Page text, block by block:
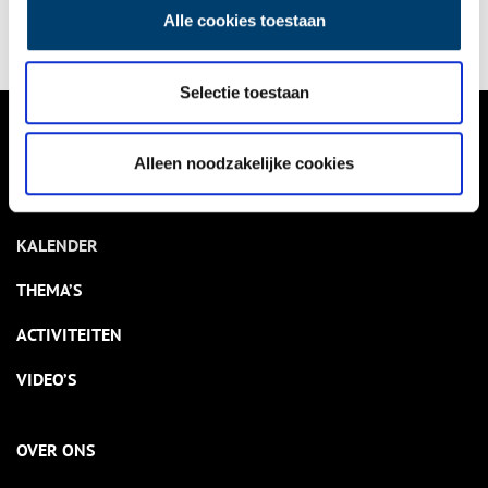
Alle cookies toestaan
Selectie toestaan
Alleen noodzakelijke cookies
Noord-Holland, was Amsterdam de plek waar zij het liefste was
en een groot deel van haar leven woonde.
NIEUWS
KALENDER
THEMA’S
ACTIVITEITEN
VIDEO’S
OVER ONS